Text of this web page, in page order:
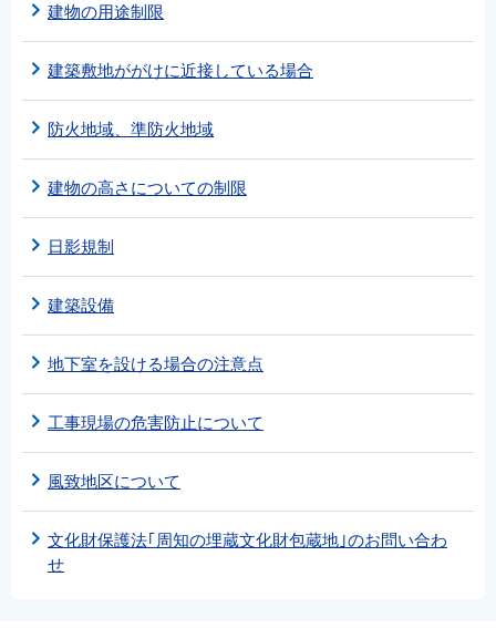
建物の用途制限
建築敷地ががけに近接している場合
防火地域、準防火地域
建物の高さについての制限
日影規制
建築設備
地下室を設ける場合の注意点
工事現場の危害防止について
風致地区について
文化財保護法｢周知の埋蔵文化財包蔵地｣のお問い合わ
せ